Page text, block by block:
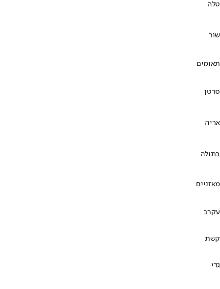
טלה
שור
תאומים
סרטן
אריה
בתולה
מאזניים
עקרב
קשת
גדי